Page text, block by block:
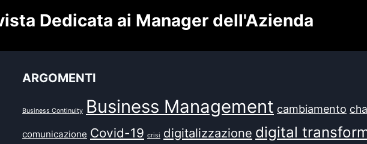
Dedicata ai Manager dell'Azienda
ARGOMENTI
Business Continuity Business Management cambiamento
comunicazione Covid-19 crisi digitalizzazione digital